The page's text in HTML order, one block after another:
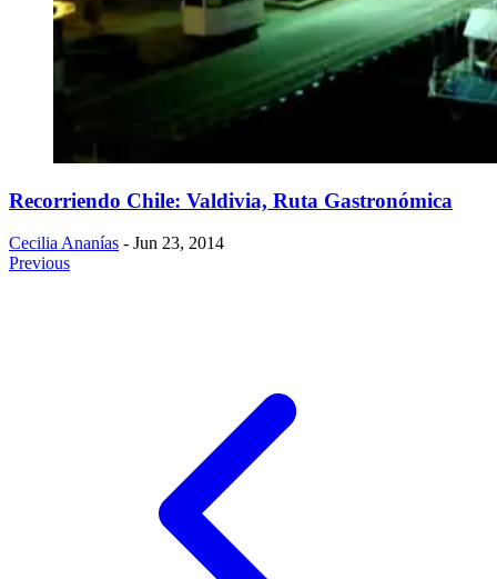
Recorriendo Chile: Valdivia, Ruta Gastronómica
Cecilia Ananías - Jun 23, 2014
Previous